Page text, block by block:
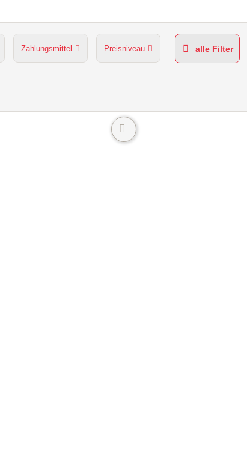
Zahlungsmittel Preisniveau alle Filter